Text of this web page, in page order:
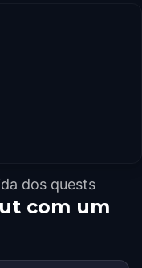
dos quests
com um